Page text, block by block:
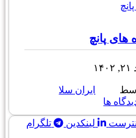
های پانچ
ایران سلا
ها
لینکدین تلگرام